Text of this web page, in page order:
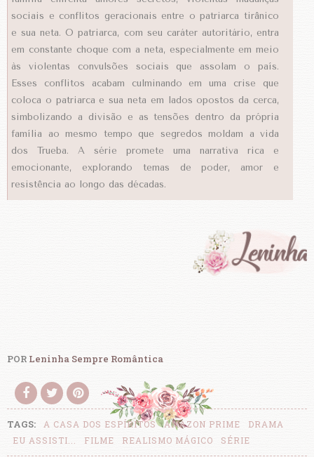
sociais e conflitos geracionais entre o patriarca tirânico
e sua neta. O patriarca, com seu caráter autoritário, entra
em constante choque com a neta, especialmente em meio
às violentas convulsões sociais que assolam o país.
Esses conflitos acabam culminando em uma crise que
coloca o patriarca e sua neta em lados opostos da cerca,
simbolizando a divisão e as tensões dentro da própria
família ao mesmo tempo que segredos moldam a vida
dos Trueba. A série promete uma narrativa rica e
emocionante, explorando temas de poder, amor e
resistência ao longo das décadas.
POR Leninha Sempre Romântica
TAGS: A CASA DOS ESPÍRITOS AMAZON PRIME
DRAMA
EU ASSISTI...
FILME REALISMO MÁGICO SÉRIE